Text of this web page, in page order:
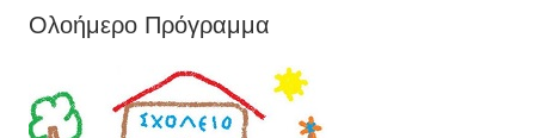
Ολοήμερο Πρόγραμμα